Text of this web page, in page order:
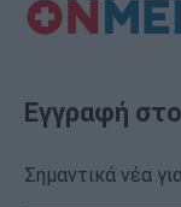
Εγγραφή
Σημαντικά νέα